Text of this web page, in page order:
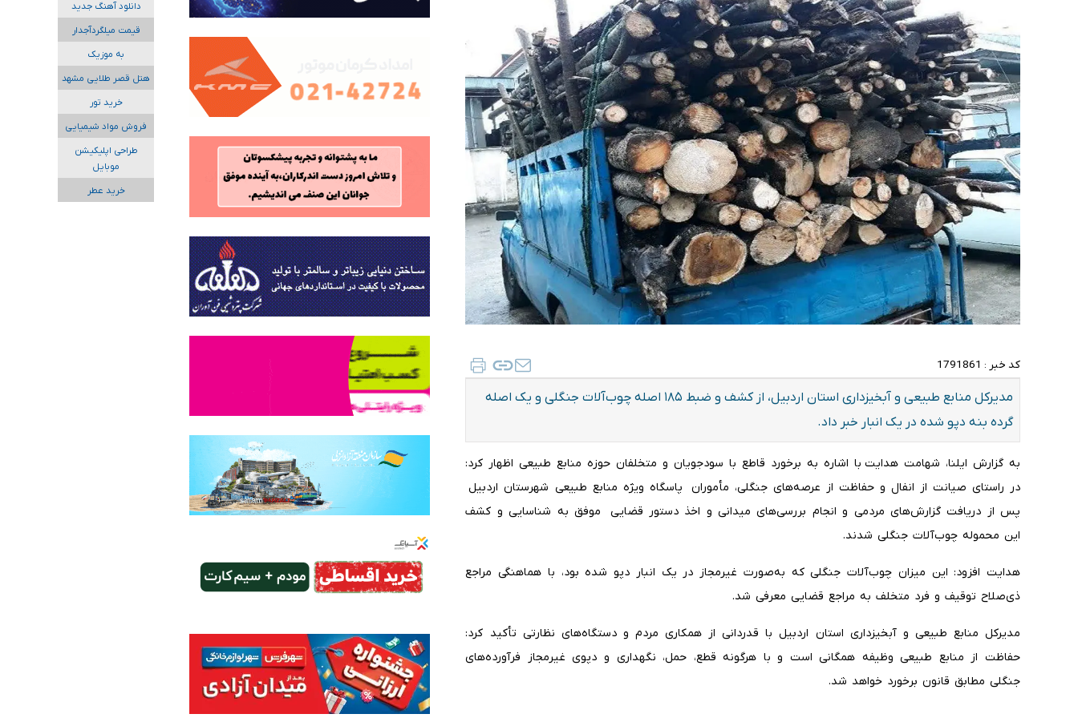
کد خبر : 1791861
مدیرکل منابع طبیعی و آبخیزداری استان اردبیل، از کشف و ضبط ۱۸۵ اصله چوب‌آلات جنگلی و یک اصله
گرده بنه دپو شده در یک انبار خبر داد.
به گزارش ایلنا، شهامت هدایت با اشاره به برخورد قاطع با سودجویان و متخلفان حوزه منابع طبیعی اظهار کرد:
در راستای صیانت از انفال و حفاظت از عرصه‌های جنگلی، مأموران پاسگاه ویژه منابع طبیعی شهرستان اردبیل
پس از دریافت گزارش‌های مردمی و انجام بررسی‌های میدانی و اخذ دستور قضایی موفق به شناسایی و کشف
این محموله چوب‌آلات جنگلی شدند.
هدایت افزود: این میزان چوب‌آلات جنگلی که به‌صورت غیرمجاز در یک انبار دپو شده بود، با هماهنگی مراجع
ذی‌صلاح توقیف و فرد متخلف به مراجع قضایی معرفی شد.
مدیرکل منابع طبیعی و آبخیزداری استان اردبیل با قدردانی از همکاری مردم و دستگاه‌های نظارتی تأکید کرد:
حفاظت از منابع طبیعی وظیفه همگانی است و با هرگونه قطع، حمل، نگهداری و دپوی غیرمجاز فرآورده‌های
جنگلی مطابق قانون برخورد خواهد شد.
دانلود آهنگ جدید
قیمت میلگردآجدار
به موزیک
هتل قصر طلایی مشهد
خرید تور
فروش مواد شیمیایی
طراحی اپلیکیشن
موبایل
خرید عطر